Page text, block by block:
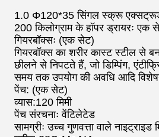
1.0 Φ120*35 सिंगल स्क्रू
200 किलोग्राम के हॉपर ड्रायरः एक
गियरबॉक्सः (एक सेट)
गियरबॉक्स का शरीर कास्ट स्टील से
छीलने से निपटते हैं, जो डिम्पिंग,
समय तक उपयोग की अवधि आदि
पेंच: (एक सेट)
व्यास:120 मिमी
पेंच संरचनाः वेंटिलेटेड
सामग्रीः उच्च गुणवत्ता वाले नाइट्राइड